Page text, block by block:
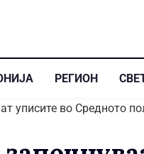
РЕГИОН